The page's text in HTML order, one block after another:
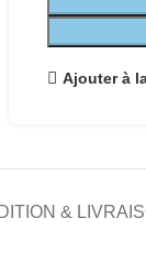
Ajouter à
&